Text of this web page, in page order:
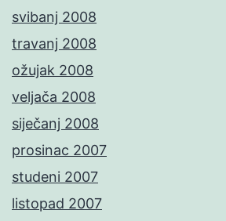
svibanj 2008
travanj 2008
ožujak 2008
veljača 2008
siječanj 2008
prosinac 2007
studeni 2007
listopad 2007